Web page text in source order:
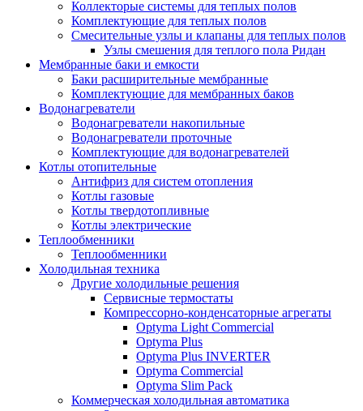
Коллекторые системы для теплых полов
Комплектующие для теплых полов
Смесительные узлы и клапаны для теплых полов
Узлы смешения для теплого пола Ридан
Мембранные баки и емкости
Баки расширительные мембранные
Комплектующие для мембранных баков
Водонагреватели
Водонагреватели накопильные
Водонагреватели проточные
Комплектующие для водонагревателей
Котлы отопительные
Антифриз для систем отопления
Котлы газовые
Котлы твердотопливные
Котлы электрические
Теплообменники
Теплообменники
Холодильная техника
Другие холодильные решения
Сервисные термостаты
Компрессорно-конденсаторные агрегаты
Optyma Light Commercial
Optyma Plus
Optyma Plus INVERTER
Optyma Commercial
Optyma Slim Pack
Коммерческая холодильная автоматика